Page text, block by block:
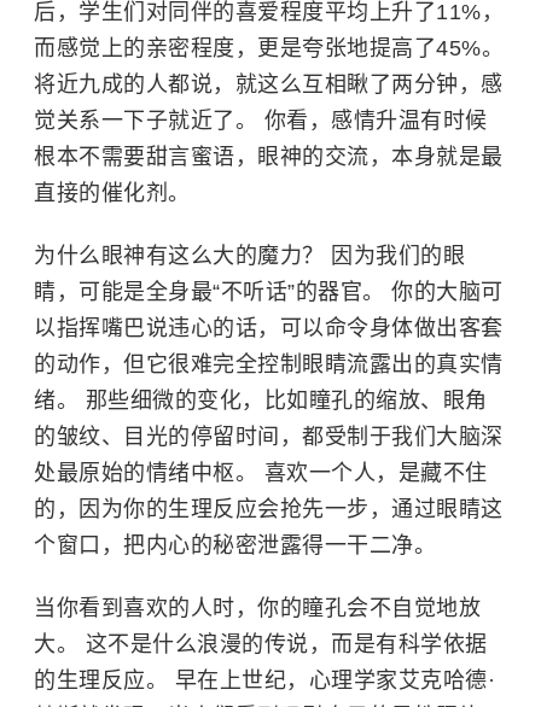
后，学生们对同伴的喜爱程度平均上升了11%，
而感觉上的亲密程度，更是夸张地提高了45%。
将近九成的人都说，就这么互相瞅了两分钟，感
觉关系一下子就近了。 你看，感情升温有时候
根本不需要甜言蜜语，眼神的交流，本身就是最
直接的催化剂。
为什么眼神有这么大的魔力？ 因为我们的眼
睛，可能是全身最“不听话”的器官。 你的大脑可
以指挥嘴巴说违心的话，可以命令身体做出客套
的动作，但它很难完全控制眼睛流露出的真实情
绪。 那些细微的变化，比如瞳孔的缩放、眼角
的皱纹、目光的停留时间，都受制于我们大脑深
处最原始的情绪中枢。 喜欢一个人，是藏不住
的，因为你的生理反应会抢先一步，通过眼睛这
个窗口，把内心的秘密泄露得一干二净。
当你看到喜欢的人时，你的瞳孔会不自觉地放
大。 这不是什么浪漫的传说，而是有科学依据
的生理反应。 早在上世纪，心理学家艾克哈德·